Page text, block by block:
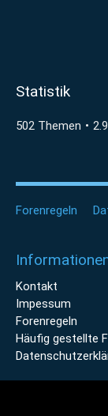
Statistik
502 Themen
Forenregeln
Kontakt
Impessum
Forenregeln
Häufig gestellte